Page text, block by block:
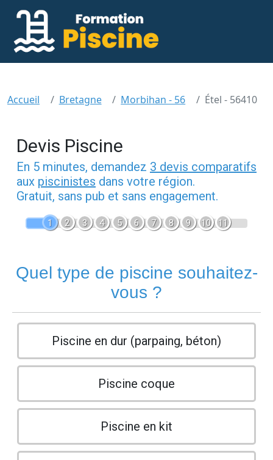
Accueil Bretagne Morbihan - 56 Étel - 56410
Devis Piscine
En 5 minutes, demandez 3 devis comparatifs
aux piscinistes dans votre région.
Gratuit, sans pub et sans engagement.
1 2 3 4 5 6 7 8 9 10 11
Quel type de piscine souhaitez-
vous ?
Piscine en dur (parpaing, béton)
Piscine coque
Piscine en kit